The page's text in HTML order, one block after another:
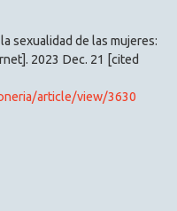
sexualidad de las mujeres:
2023 Dec. 21 [cited
article/view/3630